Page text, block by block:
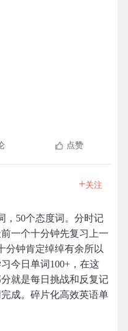
点赞
+关注
，50个态度词。分时记
一个十分钟先复习上一
分钟肯定绰绰有余所以
今日单词100+，在这
就是每日挑战和反复记
成。碎片化高效英语单